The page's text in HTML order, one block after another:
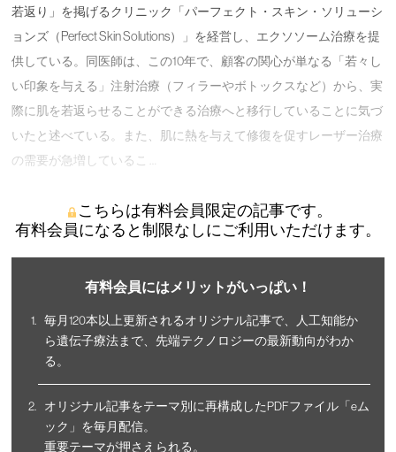
若返り」を掲げるクリニック「パーフェクト・スキン・ソリューシ
ョンズ（Perfect Skin Solutions）」を経営し、エクソソーム治療を提
供している。同医師は、この10年で、顧客の関心が単なる「若々し
い印象を与える」注射治療（フィラーやボトックスなど）から、実
際に肌を若返らせることができる治療へと移行していることに気づ
いたと述べている。また、肌に熱を与えて修復を促すレーザー治療
の需要が急増しているこ …
こちらは有料会員限定の記事です。
有料会員になると制限なしにご利用いただけます。
有料会員にはメリットがいっぱい！
毎月120本以上更新されるオリジナル記事で、人工知能か
ら遺伝子療法まで、先端テクノロジーの最新動向がわか
る。
オリジナル記事をテーマ別に再構成したPDFファイル「eム
ック」を毎月配信。
重要テーマが押さえられる。